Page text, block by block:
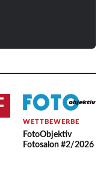
WETTBEWERBE
FotoObjektiv
Fotosalon #2/2026